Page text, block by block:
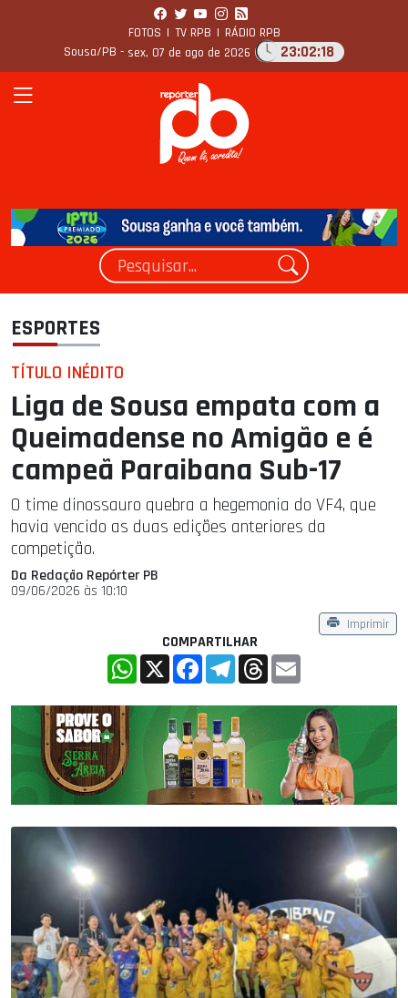
FOTOS | TV RPB | RÁDIO RPB
Sousa/PB - sex, 07 de ago de 2026 23:02:19
ESPORTES
TÍTULO INÉDITO
Liga de Sousa empata com a
Queimadense no Amigão e é
campeã Paraibana Sub-17
O time dinossauro quebra a hegemonia do VF4, que
havia vencido as duas edições anteriores da
competição.
Da Redação Repórter PB
09/06/2026 às 10:10
Imprimir
COMPARTILHAR
WhatsApp
X FacebookTelegramThreads